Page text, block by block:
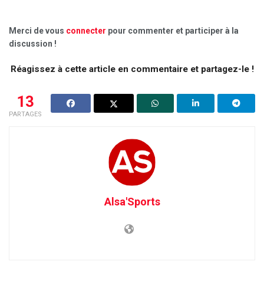
Merci de vous connecter pour commenter et participer à la
discussion !
Réagissez à cette article en commentaire et partagez-le !
13
PARTAGES
Alsa'Sports